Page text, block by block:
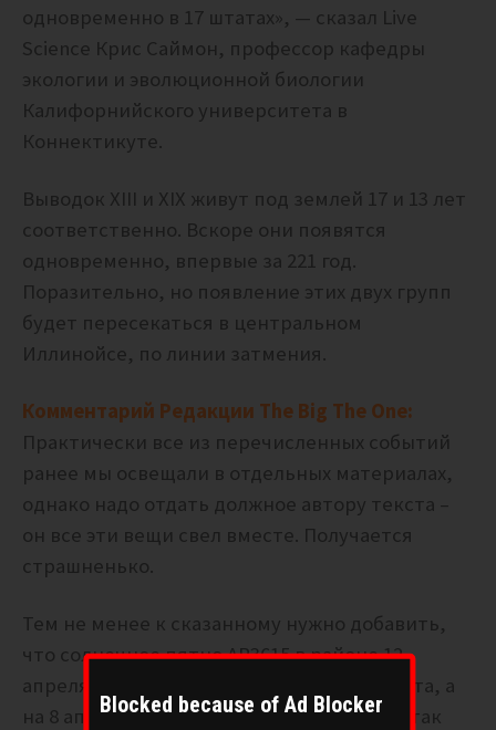
одновременно в 17 штатах», — сказал Live
Science Крис Саймон, профессор кафедры
экологии и эволюционной биологии
Калифорнийского университета в
Коннектикуте.
Выводок XIII и XIX живут под землей 17 и 13 лет
соответственно. Вскоре они появятся
одновременно, впервые за 221 год.
Поразительно, но появление этих двух групп
будет пересекаться в центральном
Иллинойсе, по линии затмения.
Комментарий Редакции The Big The One:
Практически все из перечисленных событий
ранее мы освещали в отдельных материалах,
однако надо отдать должное автору текста –
он все эти вещи свел вместе. Получается
страшненько.
Тем не менее к сказанному нужно добавить,
что солнечное пятно AR3615 в районе 12
апреля выйдет из-за солнечного горизонта, а
на 8 апреля обещан зомби-апокалипсис, так
Blocked because of Ad Blocker